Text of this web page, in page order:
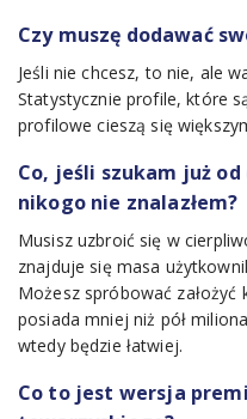
Czy muszę dodawać
Jeśli nie chcesz, to nie, ale
Statystycznie profile, które
profilowe cieszą się
Co, jeśli szukam już od
nikogo nie znalazłem?
Musisz uzbroić się w
znajduje się masa
Możesz spróbować
posiada mniej niż pół
wtedy będzie łatwiej.
Co to jest wersja